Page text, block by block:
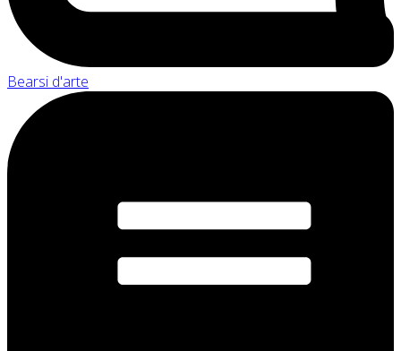
Bearsi d'arte